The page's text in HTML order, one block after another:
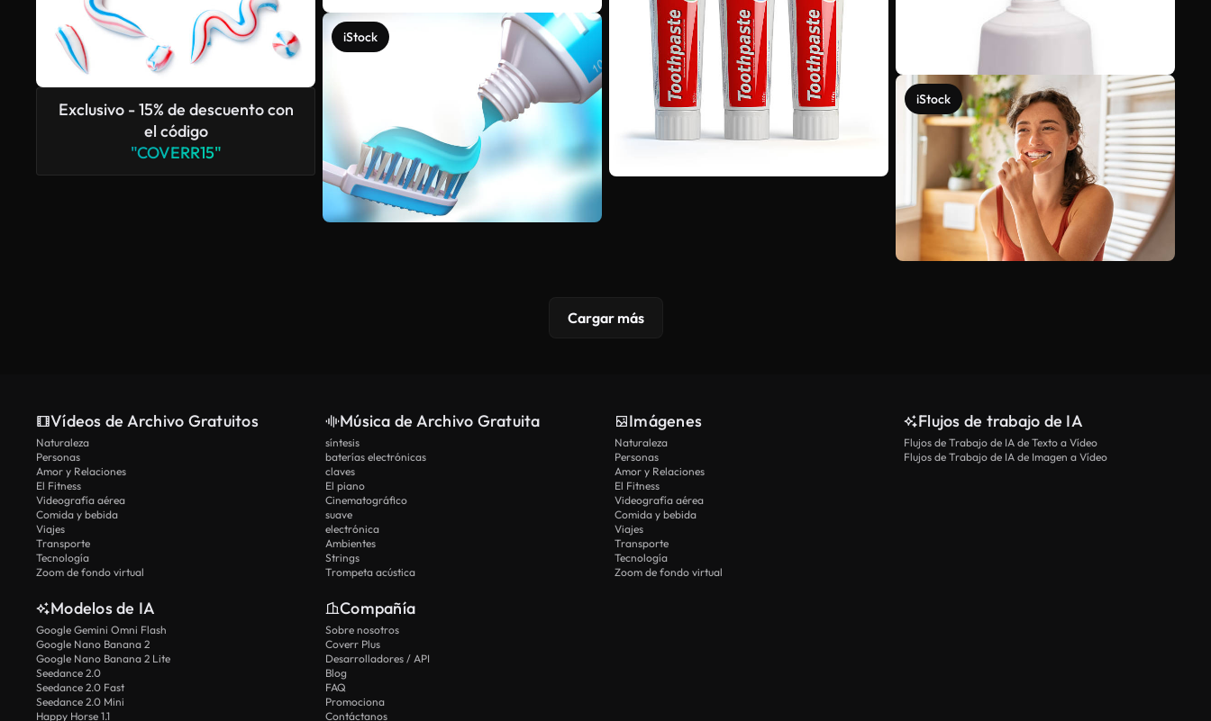
Exclusivo - 15% de descuento con
el código
"COVERR15"
iStock
iStock
Cargar más
Vídeos de Archivo Gratuitos
Naturaleza
Personas
Amor y Relaciones
El Fitness
Videografía aérea
Comida y bebida
Viajes
Transporte
Tecnología
Zoom de fondo virtual
Música de Archivo Gratuita
síntesis
baterías electrónicas
claves
El piano
Cinematográfico
suave
electrónica
Ambientes
Strings
Trompeta acústica
Imágenes
Naturaleza
Personas
Amor y Relaciones
El Fitness
Videografía aérea
Comida y bebida
Viajes
Transporte
Tecnología
Zoom de fondo virtual
Flujos de trabajo de IA
Flujos de Trabajo de IA de Texto a Vídeo
Flujos de Trabajo de IA de Imagen a Vídeo
Modelos de IA
Google Gemini Omni Flash
Google Nano Banana 2
Google Nano Banana 2 Lite
Seedance 2.0
Seedance 2.0 Fast
Seedance 2.0 Mini
Happy Horse 1.1
Compañía
Sobre nosotros
Coverr Plus
Desarrolladores / API
Blog
FAQ
Promociona
Contáctanos